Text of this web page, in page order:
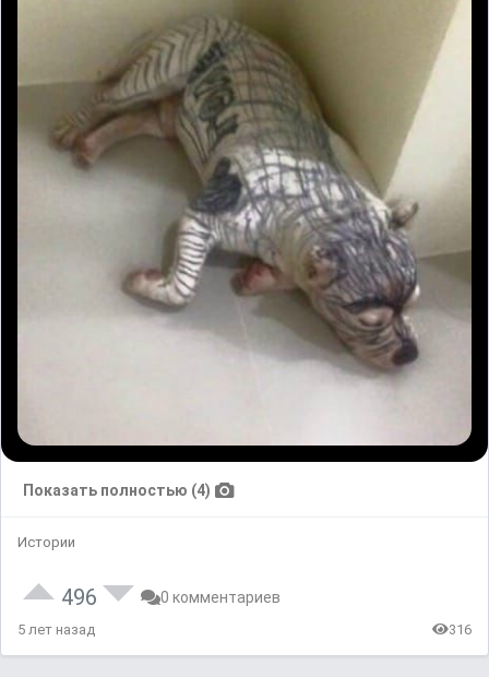
Показать полностью (4)
Истории
496 0 комментариев
5 лет назад 316